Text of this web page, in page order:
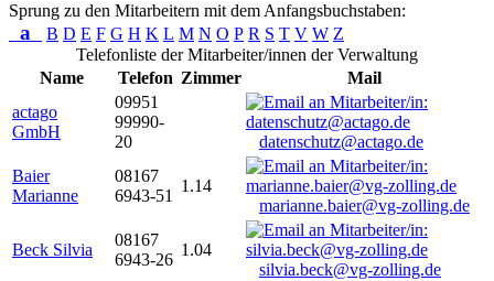
Sprung zu den Mitarbeitern mit dem Anfangsbuchstaben:
a B D E F G H K L M N O P R S T V W Z
Telefonliste der Mitarbeiter/innen der Verwaltung
Name
Telefon Zimmer
Mail
actago
GmbH
09951
99990-
20
datenschutz@actago.de
Baier
Marianne
08167
6943-51
1.14
marianne.baier@vg-zolling.de
Beck Silvia
08167
6943-26
1.04
silvia.beck@vg-zolling.de